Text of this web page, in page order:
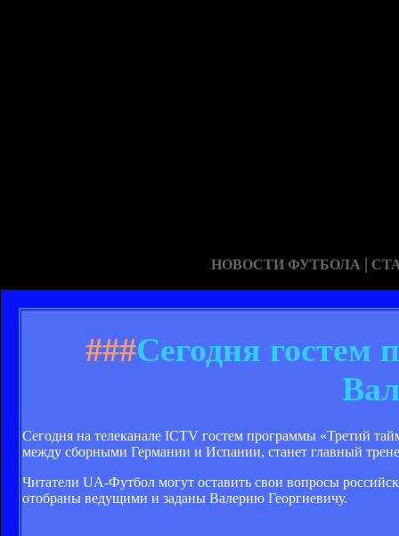
НОВОСТИ ФУТБОЛА |
###Сегодня
Сегодня на телеканале ICTV гостем программы «Третий
между cборными Германии и Испании, станет главный
Читатели UA-Футбол могут оставить свои вопросы
отобраны ведущими и заданы Валерию Георгиевичу.